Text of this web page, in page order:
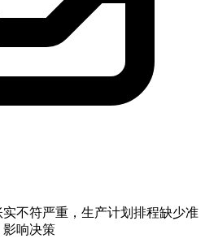
不符严重，生产计划排程缺少准
影响决策